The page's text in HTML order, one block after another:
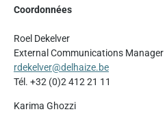
Coordonnées
Roel Dekelver
External Communications Manager
rdekelver@delhaize.be
Tél. +32 (0)2 412 21 11
Karima Ghozzi